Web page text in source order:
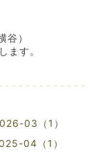
）
ます。
03（1）
04（1）